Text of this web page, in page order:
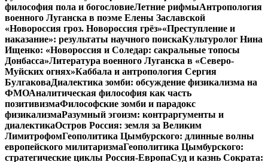
философия пола и богословиеЛетние рифмыАнтропология
военного Луганска в поэме Елены Заславской
«Новороссия гроз. Новороссия грёз»«Преступление и
наказание»: результаты научного поискаКультуролог Нина
Ищенко: «Новороссия и Соледар: сакральные топосы
Донбасса»Литература военного Луганска в «Северо-
Муйских огнях»Каббала и антропология Сергия
БулгаковаДиалектика зомби: обсуждение физикализма на
ФМОАналитическая философия как часть
позитивизмаФилософские зомби и парадокс
физикализмаРазумный эгоизм: контраргументы и
диалектикаОстров Россия: земля за Великим
ЛимитрофомГеополитика Цымбурского: длинные волны
европейского милитаризмаГеополитика Цымбурского:
стратегические циклы Россия-ЕвропаСуд и казнь Сократа: